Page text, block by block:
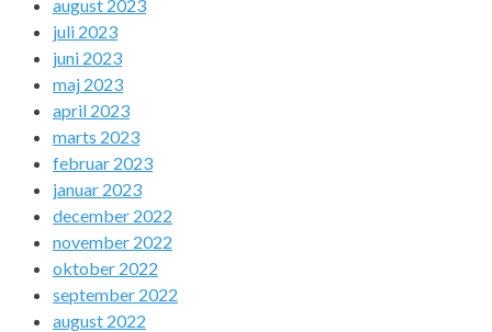
august 2023
juli 2023
juni 2023
maj 2023
april 2023
marts 2023
februar 2023
januar 2023
december 2022
november 2022
oktober 2022
september 2022
august 2022